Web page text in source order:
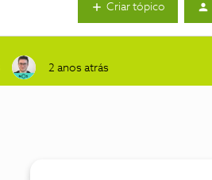
Criar tópico
2 anos atrás